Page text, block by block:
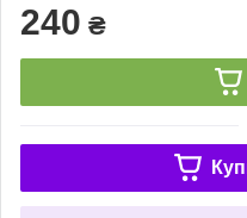
240 ₴